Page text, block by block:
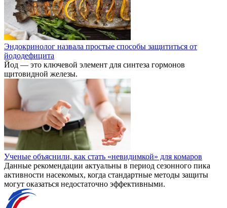
Эндокринолог назвала простые способы защититься от
йододефицита
Йод — это ключевой элемент для синтеза гормонов
щитовидной железы.
Ученые объяснили, как стать «невидимкой» для комаров
Данные рекомендации актуальны в период сезонного пика
активности насекомых, когда стандартные методы защиты
могут оказаться недостаточно эффективными.